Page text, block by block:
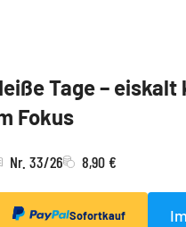
Tage –
Fokus
Nr. 33/26 8,90 €
Sofortkauf